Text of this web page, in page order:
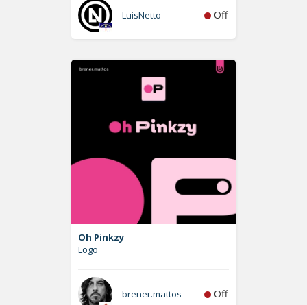
LuisNetto Off
Oh Pinkzy
Logo
brener.mattos Off